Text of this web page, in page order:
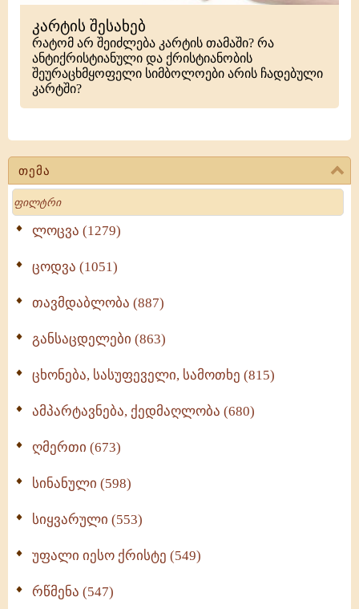
თემა
Search
ლოცვა (1279)
ცოდვა (1051)
თავმდაბლობა (887)
განსაცდელები (863)
ცხონება, სასუფეველი, სამოთხე (815)
ამპარტავნება, ქედმაღლობა (680)
ღმერთი (673)
სინანული (598)
სიყვარული (553)
უფალი იესო ქრისტე (549)
რწმენა (547)
კარტის შესახებ
რატომ არ შეიძლება კარტის თამაში? რა
ანტიქრისტიანული და ქრისტიანობის
შეურაცხმყოფელი სიმბოლოები არის ჩადებული
კარტში?